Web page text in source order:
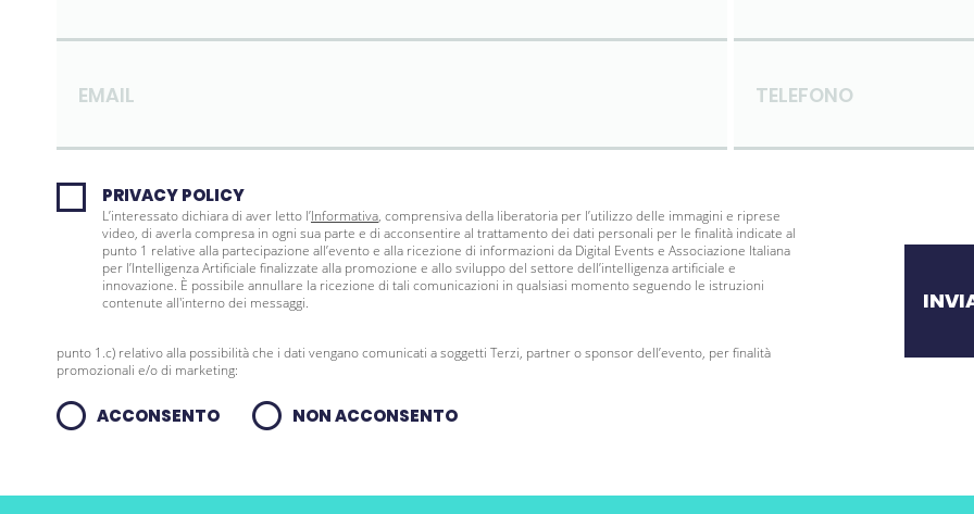
EMAIL TELEFONO
PRIVACY POLICY
L’interessato dichiara di aver letto l’Informativa, comprensiva della liberatoria per l’utilizzo delle immagini e riprese
video, di averla compresa in ogni sua parte e di acconsentire al trattamento dei dati personali per le finalità indicate al
punto 1 relative alla partecipazione all’evento e alla ricezione di informazioni da Digital Events e Associazione Italiana
per l’Intelligenza Artificiale finalizzate alla promozione e allo sviluppo del settore dell’intelligenza artificiale e
innovazione. È possibile annullare la ricezione di tali comunicazioni in qualsiasi momento seguendo le istruzioni
contenute all'interno dei messaggi.
punto 1.c) relativo alla possibilità che i dati vengano comunicati a soggetti Terzi, partner o sponsor dell’evento, per finalità
promozionali e/o di marketing:
ACCONSENTO NON ACCONSENTO